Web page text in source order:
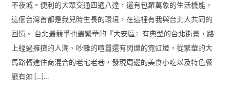
不夜城。便利的大眾交通四通八達，還有包羅萬象的生活機能，
這個台灣首都是我兒時生長的環境，在這裡有我與台北人共同的
回憶。 台北最競爭也最繁華的『大安區』有典型的台北街景，路
上經過擁擠的人潮、吵雜的喧囂還有閃爍的霓虹燈，從繁華的大
馬路轉進住商混合的老宅老巷，發現周邊的美食小吃以及特色餐
廳有如 […]…